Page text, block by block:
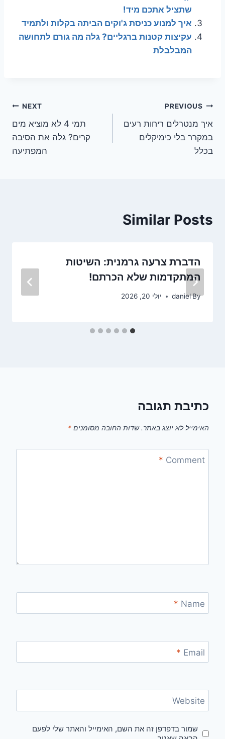
שתציל אתכם מיד!
איך למנוע כניסת ג'וקים הביתה בקלות ולתמיד
עקיצות קטנות ברגליים? גלה מה גורם לתחושה
המבלבלת
ניווט
PREVIOUS
איך מנטרלים ריחות רעים
במקרר בלי כימיקלים
בכלל
NEXT
תמי 4 לא מוציא מים
קרים? גלה את הסיבה
המפתיעה
Similar Posts
הדברת צרעה גרמנית: השיטות
המתקדמות שלא הכרתם!
By
daniel יולי 20, 2026
כתיבת תגובה
האימייל לא יוצג באתר. שדות החובה מסומנים *
Comment
*
Name
*
Email
*
Website
שמור בדפדפן זה את השם, האימייל והאתר שלי לפעם